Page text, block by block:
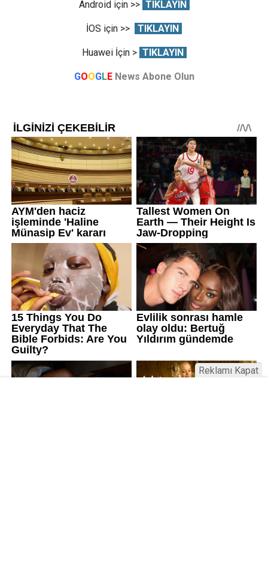
Android için >> TIKLAYIN
İOS için >> TIKLAYIN
Huawei İçin > TIKLAYIN
GOOGLE News Abone Olun
Reklamı Kapat